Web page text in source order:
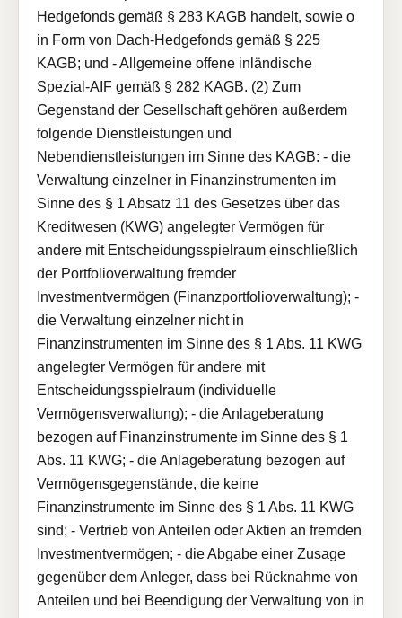
Hedgefonds gemäß § 283 KAGB handelt, sowie o
in Form von Dach-Hedgefonds gemäß § 225
KAGB; und - Allgemeine offene inländische
Spezial-AIF gemäß § 282 KAGB. (2) Zum
Gegenstand der Gesellschaft gehören außerdem
folgende Dienstleistungen und
Nebendienstleistungen im Sinne des KAGB: - die
Verwaltung einzelner in Finanzinstrumenten im
Sinne des § 1 Absatz 11 des Gesetzes über das
Kreditwesen (KWG) angelegter Vermögen für
andere mit Entscheidungsspielraum einschließlich
der Portfolioverwaltung fremder
Investmentvermögen (Finanzportfolioverwaltung); -
die Verwaltung einzelner nicht in
Finanzinstrumenten im Sinne des § 1 Abs. 11 KWG
angelegter Vermögen für andere mit
Entscheidungsspielraum (individuelle
Vermögensverwaltung); - die Anlageberatung
bezogen auf Finanzinstrumente im Sinne des § 1
Abs. 11 KWG; - die Anlageberatung bezogen auf
Vermögensgegenstände, die keine
Finanzinstrumente im Sinne des § 1 Abs. 11 KWG
sind; - Vertrieb von Anteilen oder Aktien an fremden
Investmentvermögen; - die Abgabe einer Zusage
gegenüber dem Anleger, dass bei Rücknahme von
Anteilen und bei Beendigung der Verwaltung von in